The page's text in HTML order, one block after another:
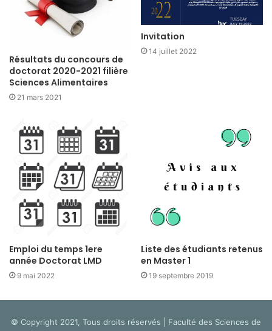
Résultats du concours de
doctorat 2020-2021 filière
Sciences Alimentaires
21 mars 2021
Invitation
14 juillet 2022
Emploi du temps 1ere
année Doctorat LMD
9 mai 2022
Liste des étudiants retenus
en Master 1
19 septembre 2019
© Copyright 2021, Tous droits réservés | Faculté des Sciences de